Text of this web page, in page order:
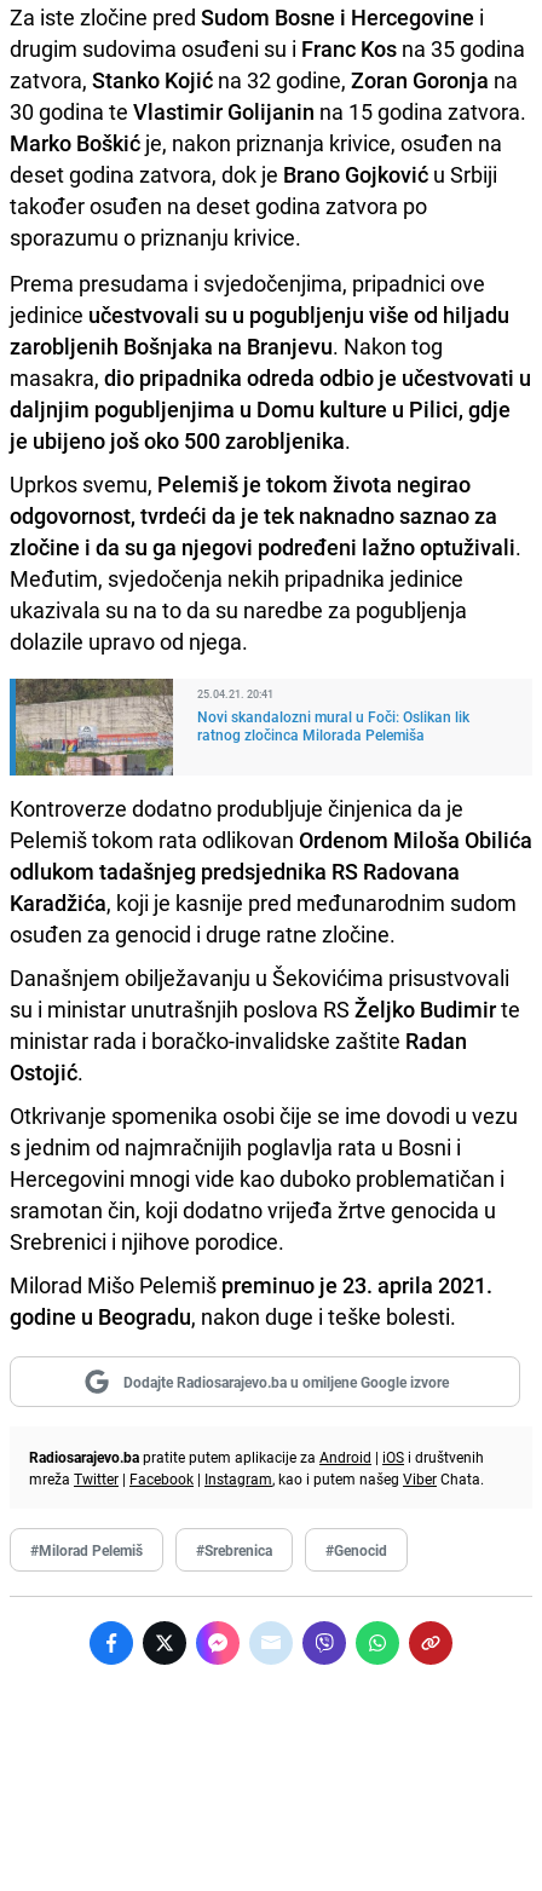
Za iste zločine pred Sudom Bosne i Hercegovine i
drugim sudovima osuđeni su i Franc Kos na 35 godina
zatvora, Stanko Kojić na 32 godine, Zoran Goronja na
30 godina te Vlastimir Golijanin na 15 godina zatvora.
Marko Boškić je, nakon priznanja krivice, osuđen na
deset godina zatvora, dok je Brano Gojković u Srbiji
također osuđen na deset godina zatvora po
sporazumu o priznanju krivice.
Prema presudama i svjedočenjima, pripadnici ove
jedinice učestvovali su u pogubljenju više od hiljadu
zarobljenih Bošnjaka na Branjevu. Nakon tog
masakra, dio pripadnika odreda odbio je učestvovati u
daljnjim pogubljenjima u Domu kulture u Pilici, gdje
je ubijeno još oko 500 zarobljenika.
Uprkos svemu, Pelemiš je tokom života negirao
odgovornost, tvrdeći da je tek naknadno saznao za
zločine i da su ga njegovi podređeni lažno optuživali.
Međutim, svjedočenja nekih pripadnika jedinice
ukazivala su na to da su naredbe za pogubljenja
dolazile upravo od njega.
25.04.21. 20:41
Novi skandalozni mural u Foči: Oslikan lik
ratnog zločinca Milorada Pelemiša
Kontroverze dodatno produbljuje činjenica da je
Pelemiš tokom rata odlikovan Ordenom Miloša Obilića
odlukom tadašnjeg predsjednika RS Radovana
Karadžića, koji je kasnije pred međunarodnim sudom
osuđen za genocid i druge ratne zločine.
Današnjem obilježavanju u Šekovićima prisustvovali
su i ministar unutrašnjih poslova RS Željko Budimirte
ministar rada i boračko-invalidske zaštite Radan
Ostojić.
Otkrivanje spomenika osobi čije se ime dovodi u vezu
s jednim od najmračnijih poglavlja rata u Bosni i
Hercegovini mnogi vide kao duboko problematičan i
sramotan čin, koji dodatno vrijeđa žrtve genocida u
Srebrenici i njihove porodice.
Milorad Mišo Pelemiš preminuo je 23. aprila 2021.
godine u Beogradu, nakon duge i teške bolesti.
Dodajte Radiosarajevo.ba u omiljene Google izvore
Radiosarajevo.bapratite putem aplikacije za Android | iOS i društvenih
mreža Twitter | Facebook | Instagram, kao i putem našeg ViberChata.
#Milorad Pelemiš #Srebrenica #Genocid